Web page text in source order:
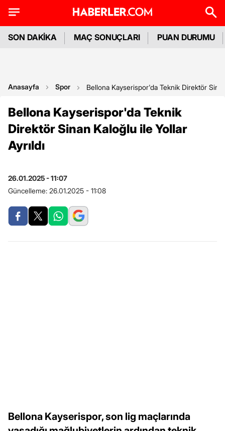
SON DAKİKA MAÇ SONUÇLARI PUAN DURUMU
Anasayfa Spor Bellona Kayserispor'da Teknik Direktör
Bellona Kayserispor'da Teknik
Direktör Sinan Kaloğlu ile Yollar
Ayrıldı
26.01.2025 - 11:07
Güncelleme: 26.01.2025 - 11:08
Bellona Kayserispor, son lig maçlarında